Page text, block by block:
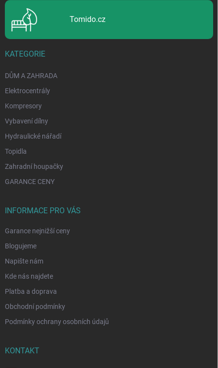
Tomido.cz
KATEGORIE
DŮM A ZAHRADA
Elektrocentrály
Kompresory
Vybavení dílny
Hydraulické nářadí
Topidla
Zahradní houpačky
GARANCE CENY
INFORMACE PRO VÁS
Garance nejnižší ceny
Blogujeme
Napište nám
Kde nás najdete
Platba a doprava
Obchodní podmínky
Podmínky ochrany osobních údajů
KONTAKT